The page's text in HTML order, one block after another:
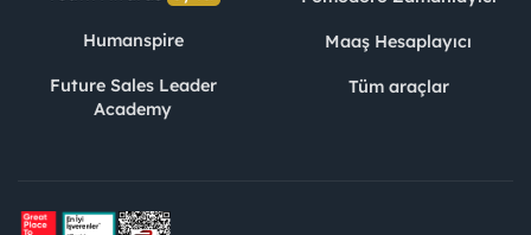
Humanspire
Future Sales Leader
Academy
Maaş Hesaplayıcı
Tüm araçlar